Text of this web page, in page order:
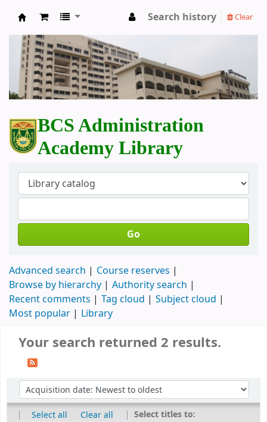
BCS Administration Academy Library
Search history Clear
BCS Administration
Academy Library
Go
Advanced search
Course reserves
Browse by hierarchy
Authority search
Recent comments
Tag cloud
Subject cloud
Most popular
Library
Your search returned 2 results.
| Select all Clear all | Select titles to: